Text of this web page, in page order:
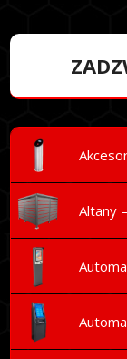
Altany